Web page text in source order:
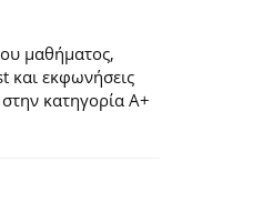
μαθήματος,
και εκφωνήσεις
κατηγορία Α+